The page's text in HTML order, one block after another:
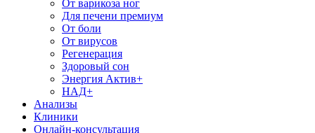
От варикоза ног
Для печени премиум
От боли
От вирусов
Регенерация
Здоровый сон
Энергия Актив+
НАД+
Анализы
Клиники
Онлайн-консультация